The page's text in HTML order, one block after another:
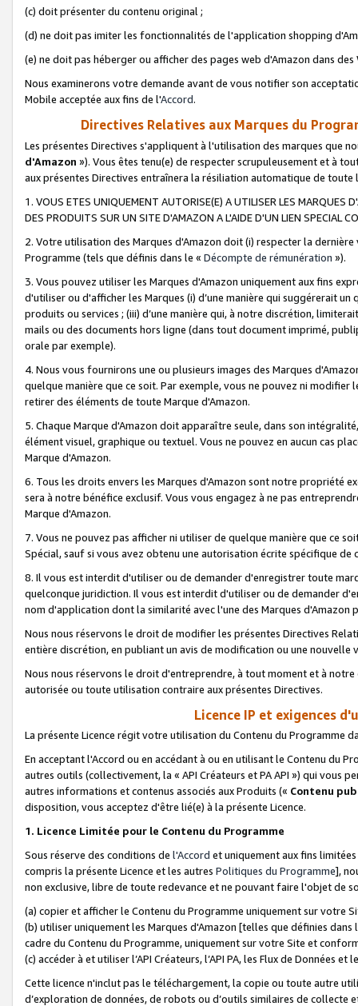
(c) doit présenter du contenu original ;
(d) ne doit pas imiter les fonctionnalités de l'application shopping
(e) ne doit pas héberger ou afficher des pages web d'Amazon dans
Nous examinerons votre demande avant de vous notifier son
Mobile acceptée aux fins de l'Accord.
Directives Relatives aux Marques du
Les présentes Directives s'appliquent à l'utilisation des marques que
d'Amazon »). Vous êtes tenu(e) de respecter scrupuleusement et à
aux présentes Directives entraînera la résiliation automatique de
1. VOUS ETES UNIQUEMENT AUTORISE(E) A UTILISER LES MARQUES
DES PRODUITS SUR UN SITE D'AMAZON A L'AIDE D'UN LIEN SPECIAL
2. Votre utilisation des Marques d'Amazon doit (i) respecter la
Programme (tels que définis dans le « Décompte de rémunération »).
3. Vous pouvez utiliser les Marques d'Amazon uniquement aux fins
d'utiliser ou d'afficher les Marques (i) d’une manière qui suggérerait
produits ou services ; (iii) d’une manière qui, à notre discrétion,
mails ou des documents hors ligne (dans tout document imprimé,
orale par exemple).
4. Nous vous fournirons une ou plusieurs images des Marques
quelque manière que ce soit. Par exemple, vous ne pouvez ni
retirer des éléments de toute Marque d'Amazon.
5. Chaque Marque d'Amazon doit apparaître seule, dans son
élément visuel, graphique ou textuel. Vous ne pouvez en aucun cas
Marque d'Amazon.
6. Tous les droits envers les Marques d'Amazon sont notre propriété
sera à notre bénéfice exclusif. Vous vous engagez à ne pas
Marque d'Amazon.
7. Vous ne pouvez pas afficher ni utiliser de quelque manière que ce
Spécial, sauf si vous avez obtenu une autorisation écrite spécifique de
8. Il vous est interdit d'utiliser ou de demander d'enregistrer toute
quelconque juridiction. Il vous est interdit d'utiliser ou de demander
nom d'application dont la similarité avec l'une des Marques
Nous nous réservons le droit de modifier les présentes Directives
entière discrétion, en publiant un avis de modification ou une nouvelle
Nous nous réservons le droit d'entreprendre, à tout moment et à
autorisée ou toute utilisation contraire aux présentes Directives.
Licence IP et exigences
La présente Licence régit votre utilisation du Contenu du Programme
En acceptant l'Accord ou en accédant à ou en utilisant le Contenu du
autres outils (collectivement, la « API Créateurs et PA API ») qui vous
autres informations et contenus associés aux Produits (« Contenu
disposition, vous acceptez d'être lié(e) à la présente Licence.
1. Licence Limitée pour le Contenu du Programme
Sous réserve des conditions de l'Accord et uniquement aux fins
compris la présente Licence et les autres Politiques du Programme],
non exclusive, libre de toute redevance et ne pouvant faire l'objet de
(a) copier et afficher le Contenu du Programme uniquement sur votre
(b) utiliser uniquement les Marques d'Amazon [telles que définies dans
cadre du Contenu du Programme, uniquement sur votre Site et
(c) accéder à et utiliser l’API Créateurs, l’API PA, les Flux de Données
Cette licence n'inclut pas le téléchargement, la copie ou toute autre
d’exploration de données, de robots ou d’outils similaires de